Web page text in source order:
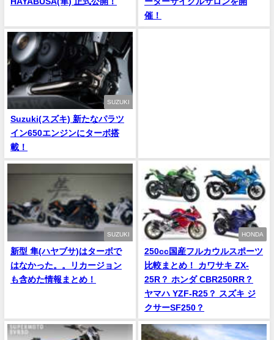
催！
SUZUKI
Suzuki(スズキ) 新たなパラツ
イン650エンジンにターボ搭
載！
SUZUKI
新型 隼(ハヤブサ)はターボで
はなかった。。リカージョン
も含めた情報まとめ！
HONDA
250cc国産フルカウルスポーツ
比較まとめ！ カワサキ ZX-
25R？ ホンダ CBR250RR？
ヤマハ YZF-R25？ スズキ ジ
クサーSF250？